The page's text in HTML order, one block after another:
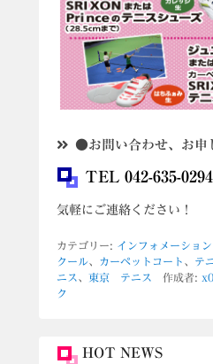
●お問い合わせ、お申
TEL 042-635-0294
気軽にご連絡ください！
カテゴリー: インフォメーション
クール、 カーペットコート 、 テ
ニス 、 東京 テニス 作成者:
ク
HOT NEWS